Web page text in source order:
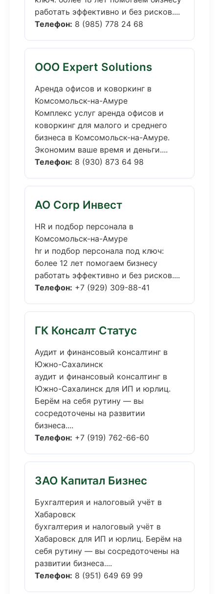
работать эффективно и без рисков....
Телефон: 8 (985) 778 24 68
ООО Expert Solutions
Аренда офисов и коворкинг в
Комсомольск-на-Амуре
Комплекс услуг аренда офисов и
коворкинг для малого и среднего
бизнеса в Комсомольск-на-Амуре.
Экономим ваше время и деньги....
Телефон: 8 (930) 873 64 98
АО Corp Инвест
HR и подбор персонала в
Комсомольск-на-Амуре
hr и подбор персонала под ключ:
более 12 лет помогаем бизнесу
работать эффективно и без рисков....
Телефон: +7 (929) 309-88-41
ГК Консалт Статус
Аудит и финансовый консалтинг в
Южно-Сахалинск
аудит и финансовый консалтинг в
Южно-Сахалинск для ИП и юрлиц.
Берём на себя рутину — вы
сосредоточены на развитии
бизнеса....
Телефон: +7 (919) 762-66-60
ЗАО Капитал Бизнес
Бухгалтерия и налоговый учёт в
Хабаровск
бухгалтерия и налоговый учёт в
Хабаровск для ИП и юрлиц. Берём на
себя рутину — вы сосредоточены на
развитии бизнеса....
Телефон: 8 (951) 649 69 99